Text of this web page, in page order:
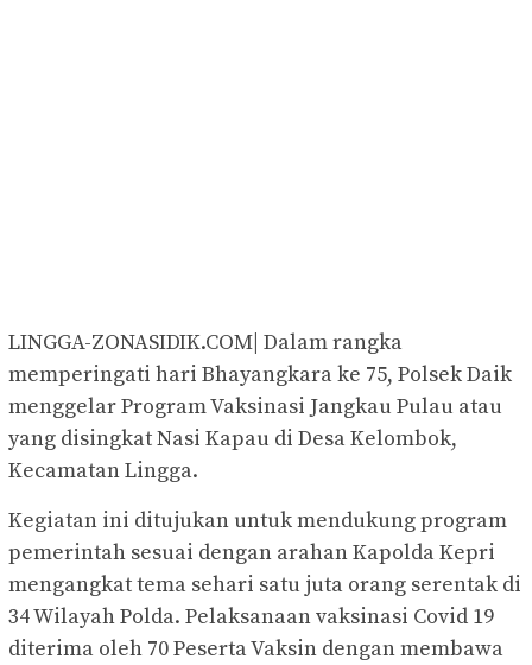
LINGGA-ZONASIDIK.COM| Dalam rangka
memperingati hari Bhayangkara ke 75, Polsek Daik
menggelar Program Vaksinasi Jangkau Pulau atau
yang disingkat Nasi Kapau di Desa Kelombok,
Kecamatan Lingga.
Kegiatan ini ditujukan untuk mendukung program
pemerintah sesuai dengan arahan Kapolda Kepri
mengangkat tema sehari satu juta orang serentak di
34 Wilayah Polda. Pelaksanaan vaksinasi Covid 19
diterima oleh 70 Peserta Vaksin dengan membawa